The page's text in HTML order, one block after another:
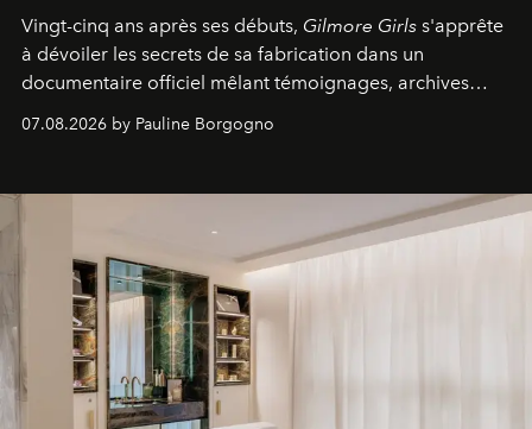
Vingt-cinq ans après ses débuts, Gilmore Girls s'apprête
à dévoiler les secrets de sa fabrication dans un
documentaire officiel mêlant témoignages, archives
inédites et plongée dans les coulisses d'un phénomène
générationnel.
07.08.2026 by Pauline Borgogno